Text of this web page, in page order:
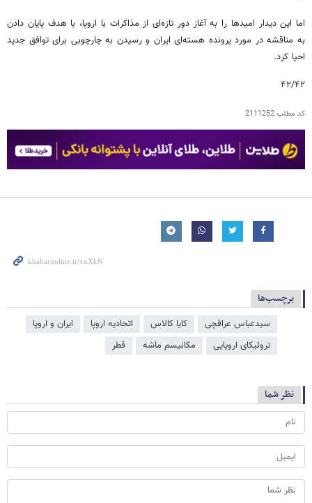
اما این دیدار امیدها را به آغاز دور تازه‌ای از مذاکرات با اروپا، با هدف پایان دادن
به مناقشه در مورد پرونده هسته‌ای ایران و رسیدن به چارچوبی برای توافق جدید
احیا کرد.
۴۲/۴۲
کد مطلب2111252
برچسب‌ها
سیدعباس عراقچی کایا کالاس اتحادیه اروپا
ایران و اروپا
تروئیکای اروپایی
مکانیسم ماشه قطر
نظر شما